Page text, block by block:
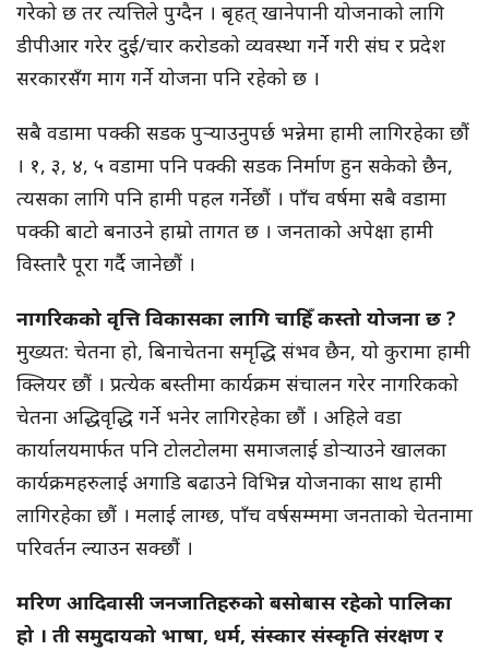
गरेको छ तर त्यत्तिले पुग्दैन । बृहत् खानेपानी योजनाको लागि
डीपीआर गरेर दुई/चार करोडको व्यवस्था गर्ने गरी संघ र प्रदेश
सरकारसँग माग गर्ने योजना पनि रहेको छ ।
सबै वडामा पक्की सडक पुर्‍याउनुपर्छ भन्नेमा हामी लागिरहेका छौं
। १, ३, ४, ५ वडामा पनि पक्की सडक निर्माण हुन सकेको छैन,
त्यसका लागि पनि हामी पहल गर्नेछौं । पाँच वर्षमा सबै वडामा
पक्की बाटो बनाउने हाम्रो तागत छ । जनताको अपेक्षा हामी
विस्तारै पूरा गर्दै जानेछौं ।
नागरिकको वृत्ति विकासका लागि चाहिँ कस्तो योजना छ ?
मुख्यत: चेतना हो, बिनाचेतना समृद्धि संभव छैन, यो कुरामा हामी
क्लियर छौं । प्रत्येक बस्तीमा कार्यक्रम संचालन गरेर नागरिकको
चेतना अद्धिवृद्धि गर्ने भनेर लागिरहेका छौं । अहिले वडा
कार्यालयमार्फत पनि टोलटोलमा समाजलाई डोर्‍याउने खालका
कार्यक्रमहरुलाई अगाडि बढाउने विभिन्न योजनाका साथ हामी
लागिरहेका छौं । मलाई लाग्छ, पाँच वर्षसम्ममा जनताको चेतनामा
परिवर्तन ल्याउन सक्छौं ।
मरिण आदिवासी जनजातिहरुको बसोबास रहेको पालिका
हो । ती समुदायको भाषा, धर्म, संस्कार संस्कृति संरक्षण र